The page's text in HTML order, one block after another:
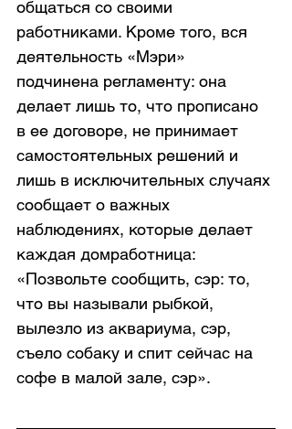
общаться со своими
работниками. Кроме того, вся
деятельность «Мэри»
подчинена регламенту: она
делает лишь то, что прописано
в ее договоре, не принимает
самостоятельных решений и
лишь в исключительных случаях
сообщает о важных
наблюдениях, которые делает
каждая домработница:
«Позвольте сообщить, сэр: то,
что вы называли рыбкой,
вылезло из аквариума, сэр,
съело собаку и спит сейчас на
софе в малой зале, сэр».